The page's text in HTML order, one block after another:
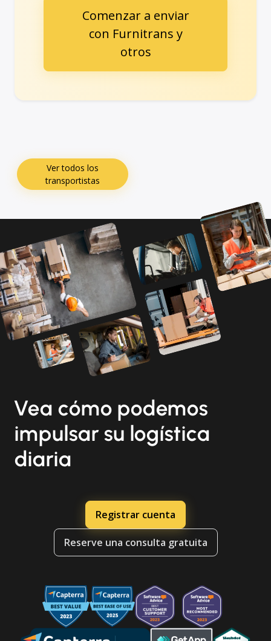
Comenzar a enviar
con Furnitrans y
otros
Ver todos los
transportistas
Vea cómo podemos
impulsar su logística
diaria
Registrar cuenta
Reserve una consulta gratuita